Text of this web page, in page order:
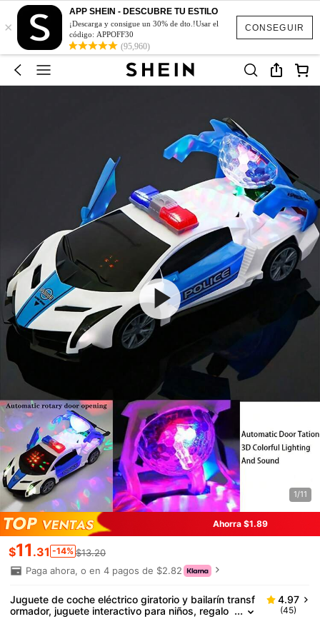
CONSEGUIR
×
APP SHEIN - DESCUBRE TU ESTILO
¡Descarga y consigue un 30% de dto.!Usar el
código: APPOFF30
(95,960)
1/11
Ahorra $1.89
$11 .31 -14% $13.20
Paga ahora, o en 4 pagos de $2.82
Juguete de coche eléctrico giratorio y bailarín transf
ormador, juguete interactivo para niños, regalo
4.97
(45)